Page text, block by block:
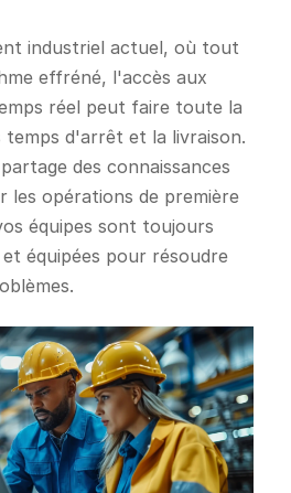
industriel actuel, où tout
effréné, l'accès aux
réel peut faire toute la
d'arrêt et la livraison.
des connaissances
les opérations de première
équipes sont toujours
équipées pour résoudre